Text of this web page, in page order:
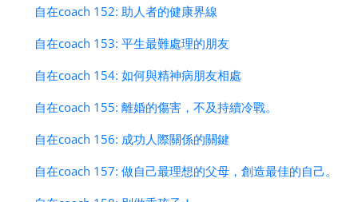
自在coach 152: 助人者的健康界線
自在coach 153: 平生最難處理的朋友
自在coach 154: 如何與精神病朋友相處
自在coach 155: 離婚的傷害，不及持續冷戰。
自在coach 156: 成功人際關係的關鍵
自在coach 157: 做自己最理想的父母，創造最佳的自己。